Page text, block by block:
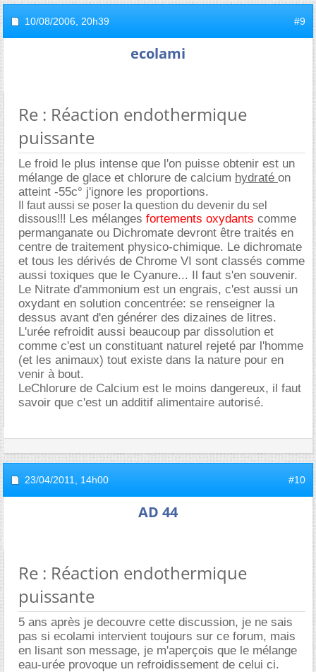
10/08/2006, 20h39 #9
ecolami
Re : Réaction endothermique
puissante
Le froid le plus intense que l'on puisse obtenir est un
mélange de glace et chlorure de calcium hydraté on
atteint -55c° j'ignore les proportions.
Il faut aussi se poser la question du devenir du sel
dissous!!! Les mélanges fortements oxydants comme
permanganate ou Dichromate devront être traités en
centre de traitement physico-chimique. Le dichromate
et tous les dérivés de Chrome VI sont classés comme
aussi toxiques que le Cyanure... Il faut s'en souvenir.
Le Nitrate d'ammonium est un engrais, c'est aussi un
oxydant en solution concentrée: se renseigner la
dessus avant d'en générer des dizaines de litres.
L'urée refroidit aussi beaucoup par dissolution et
comme c'est un constituant naturel rejeté par l'homme
(et les animaux) tout existe dans la nature pour en
venir à bout.
LeChlorure de Calcium est le moins dangereux, il faut
savoir que c'est un additif alimentaire autorisé.
23/04/2011, 14h00 #10
AD 44
Re : Réaction endothermique
puissante
5 ans après je decouvre cette discussion, je ne sais
pas si ecolami intervient toujours sur ce forum, mais
en lisant son message, je m'aperçois que le mélange
eau-urée provoque un refroidissement de celui ci.